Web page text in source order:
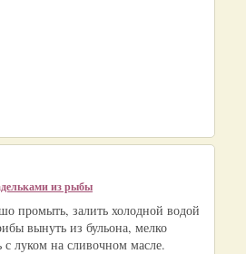
из рыбы
промыть, залить холодной водой
вынуть из бульона, мелко
с луком на сливочном масле.